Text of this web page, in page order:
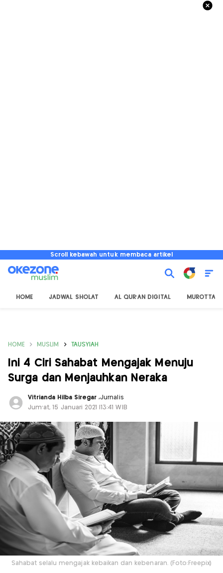
Scroll kebawah untuk membaca artikel
HOME JADWAL SHOLAT AL QUR'AN DIGITAL MUROTTAL
HOME MUSLIM TAUSYIAH
Ini 4 Ciri Sahabat Mengajak Menuju
Surga dan Menjauhkan Neraka
Vitrianda Hilba Siregar,Jurnalis
Jum'at, 15 Januari 2021 |13:41 WIB
Sahabat selalu mengajak kebaikan dan kebenaran. (Foto:Freepix)